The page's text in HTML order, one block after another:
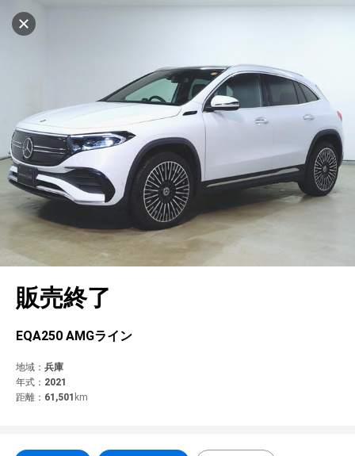
販売店検索
エリア別最新ニュース
品質と保証
ローン・リース
自動車保険
カタログ情報
ログイン
マイアカウント
マイリスト
保存した検索条件
問合せ履歴
アカウントの確認・編集
アフターサービス
アフターサービス
車検／定期点検
コーティング
タイヤ交換
ボディ修理
企業情報
企業概要
業績決算情報
プレスリリース
ヤナセの歴史
リンク
ヤナセ認定中古車
BMW認定中古車
フォルクスワーゲン認定中古車
新車情報
プライバシーポリシー ソーシャルメディアポリシー
利用規約
金融商品の勧誘方針
販売終了
EQA250 AMGライン
地域： 兵庫
年式： 2021
距離： 61,501 km
神戸東灘
サーティファイドカーセンター
販売店情報
地図を見る
在庫一覧
キャンセル